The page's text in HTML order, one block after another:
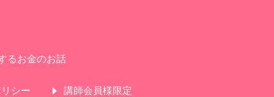
るお金のお話
シー 講師会員様限定